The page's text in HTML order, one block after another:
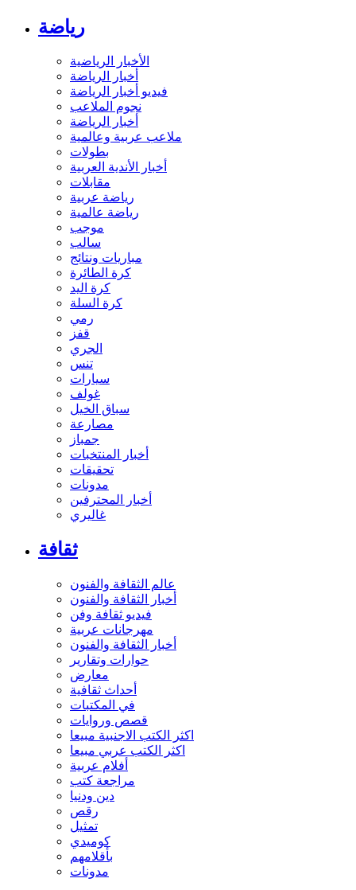
رياضة
الأخبار الرياضية
أخبار الرياضة
فيديو أخبار الرياضة
نجوم الملاعب
أخبار الرياضة
ملاعب عربية وعالمية
بطولات
أخبار الأندية العربية
مقابلات
رياضة عربية
رياضة عالمية
موجب
سالب
مباريات ونتائج
كرة الطائرة
كرة اليد
كرة السلة
رمي
قفز
الجري
تنس
سيارات
غولف
سباق الخيل
مصارعة
جمباز
أخبار المنتخبات
تحقيقات
مدونات
أخبار المحترفين
غاليري
ثقافة
عالم الثقافة والفنون
أخبار الثقافة والفنون
فيديو ثقافة وفن
مهرجانات عربية
أخبار الثقافة والفنون
حوارات وتقارير
معارض
أحداث ثقافية
في المكتبات
قصص وروايات
اكثر الكتب الاجنبية مبيعا
اكثر الكتب عربي مبيعا
أفلام عربية
مراجعة كتب
دين ودنيا
رقص
تمثيل
كوميدي
بأقلامهم
مدونات